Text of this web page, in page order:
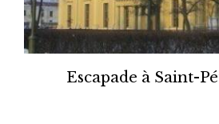
Escapade à Saint-